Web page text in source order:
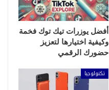
أفضل يوزرات تيك توك فخمة
وكيفية اختيارها لتعزيز
حضورك الرقمي
تكنولوجيا